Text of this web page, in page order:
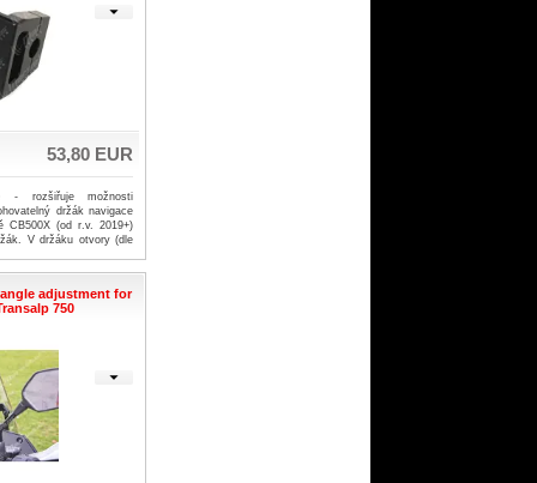
53,80 EUR
- rozšiřuje možnosti
držák navigace
CB500X (od r.v. 2019+)
V držáku otvory (dle
adjustment for
750